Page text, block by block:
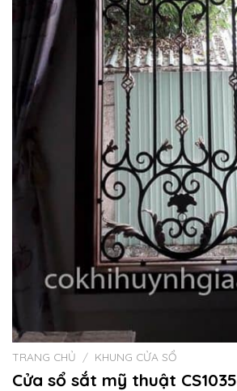
TRANG CHỦ / KHUNG CỬA SỔ
Cửa sổ sắt mỹ thuật CS1035